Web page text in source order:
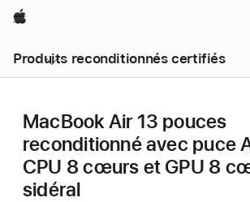
Apple
Produits reconditionnés certifiés
MacBook Air 13 pouces
reconditionné avec puce
CPU 8 cœurs et GPU 8
sidéral